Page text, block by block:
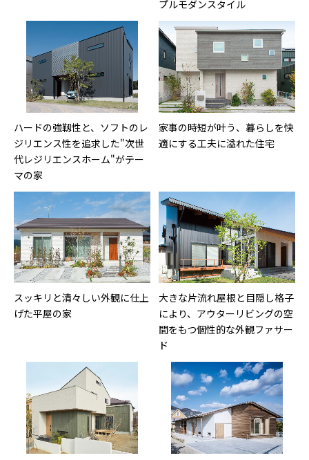
プルモダンスタイル
ハードの強靱性と、ソフトのレ
ジリエンス性を追求した"次世
代レジリエンスホーム"がテー
マの家
家事の時短が叶う、暮らしを快
適にする工夫に溢れた住宅
スッキリと清々しい外観に仕上
げた平屋の家
大きな片流れ屋根と目隠し格子
により、アウターリビングの空
間をもつ個性的な外観ファサー
ド